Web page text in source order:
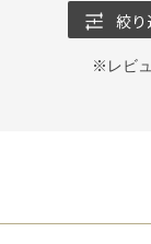
絞り
※レビ